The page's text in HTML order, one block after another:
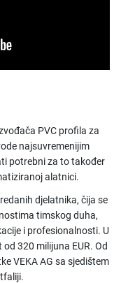
PVC profila za
najsuvremenijim
potrebni za to također
alatnici.
djelatnika, čija se
timskog duha,
i profesionalnosti. U
320 milijuna EUR. Od
VEKA AG sa sjedištem